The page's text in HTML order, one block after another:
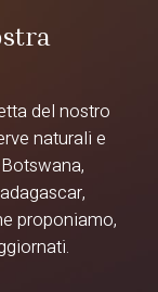
del nostro
naturali e
proponiamo,